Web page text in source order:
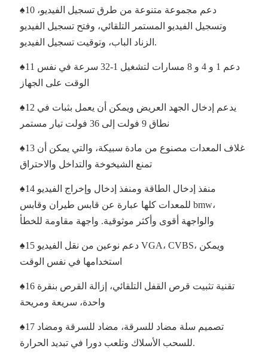
♠10 دعم مجموعة متنوعة من طرق تسجيل الفيديو،
وتسجيل الفيديو المستمر التلقائي، وفتح تسجيل الفيديو
الزناد الباب، وتوقيت تسجيل الفيديو.
♠11 دعم 1 و 4 و 8 مسارات لتشغيل 1-32 سرعة في نفس
♠12 يدعم إدخال الجهد العريض ويمكن أن يعمل بثبات في
♠13 غلاف المعدات مصنوع من مادة سبيكة، والتي يمكن أن
♠14 منفذ إدخال الطاقة ومنفذ إدخال وإخراج الفيديو
للمعدات كلها عبارة عن قابس طيران وقابس bmw،
♠15 دعم نوعين من نقل الفيديو VGA، CVBS، ويمكن
♠16 تقنية تثبيت قرص القفل التلقائي، إزالة القرص بنقرة
♠17 تصميم سلة مضاد للسرقة، مضاد للسرقة ومضاد
للسحب الأسلاك وتلعب دورا في تبديد الحرارة.